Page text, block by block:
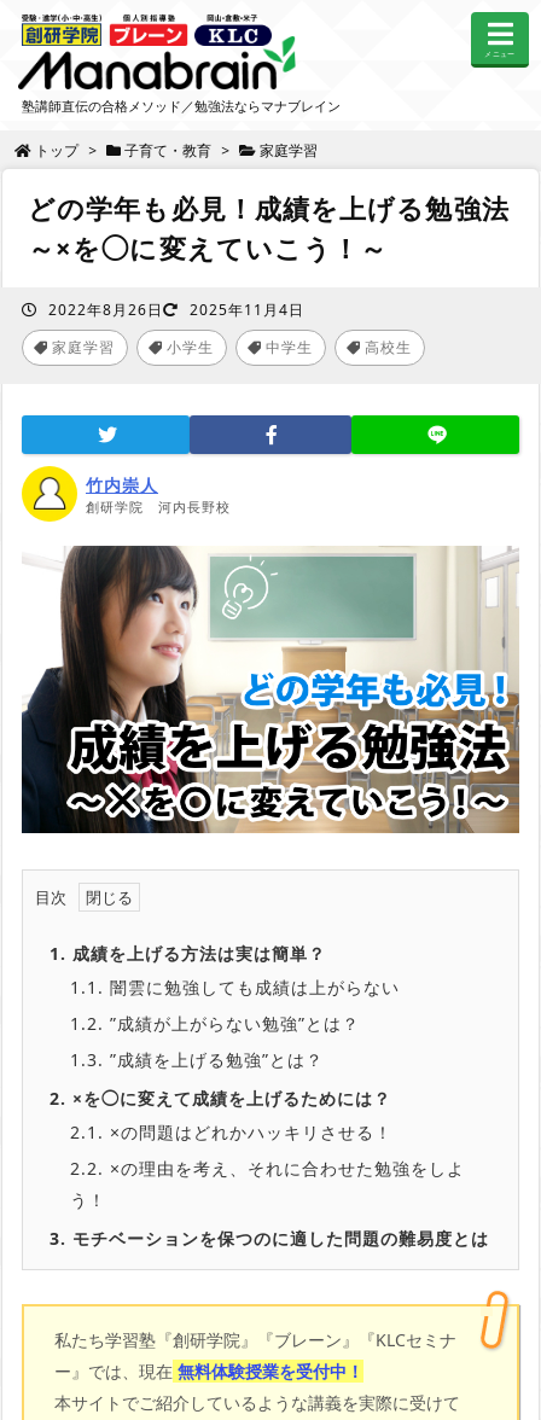
塾講師直伝の合格メソッド／勉強法ならマナブレイン
メニュー
トップ > 子育て・教育 > 家庭学習
どの学年も必見！成績を上げる勉強法
～×を◯に変えていこう！～
2022年8月26日
2025年11月4日
家庭学習
小学生 中学生 高校生
竹内崇人
創研学院 河内長野校
目次
1. 成績を上げる方法は実は簡単？
1.1. 闇雲に勉強しても成績は上がらない
1.2. ”成績が上がらない勉強”とは？
1.3. ”成績を上げる勉強”とは？
2. ×を◯に変えて成績を上げるためには？
2.1. ×の問題はどれかハッキリさせる！
2.2. ×の理由を考え、それに合わせた勉強をしよ
う！
3. モチベーションを保つのに適した問題の難易度とは
私たち学習塾『創研学院』『ブレーン』『KLCセミナ
ー』では、現在 無料体験授業を受付中！
本サイトでご紹介しているような講義を実際に受けて